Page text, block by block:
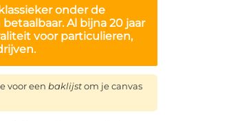
onder de
Al bijna 20 jaar
voor particulieren,
voor een baklijstom je canvas